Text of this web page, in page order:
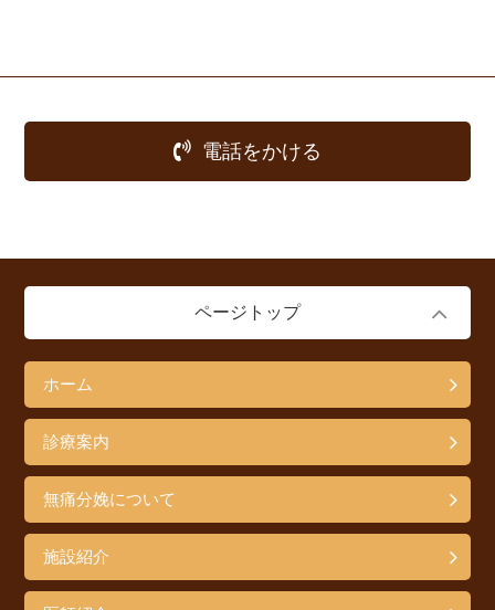
電話をかける
ページトップ
ホーム
診療案内
無痛分娩について
施設紹介